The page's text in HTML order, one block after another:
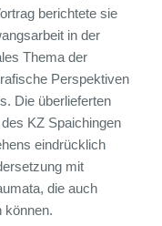
berichtete sie
in der
Thema der
Perspektiven
Die überlieferten
KZ Spaichingen
eindrücklich
mit
die auch
können.